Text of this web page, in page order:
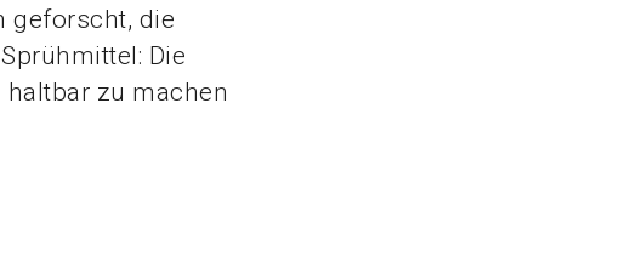
geforscht, die
Die
zu machen